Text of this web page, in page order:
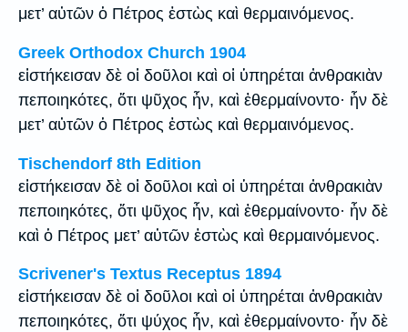
μετ’ αὐτῶν ὁ Πέτρος ἑστὼς καὶ θερμαινόμενος.
Greek Orthodox Church 1904
εἱστήκεισαν δὲ οἱ δοῦλοι καὶ οἱ ὑπηρέται ἀνθρακιὰν
πεποιηκότες, ὅτι ψῦχος ἦν, καὶ ἐθερμαίνοντο· ἦν δὲ
μετ’ αὐτῶν ὁ Πέτρος ἑστὼς καὶ θερμαινόμενος.
Tischendorf 8th Edition
εἱστήκεισαν δὲ οἱ δοῦλοι καὶ οἱ ὑπηρέται ἀνθρακιὰν
πεποιηκότες, ὅτι ψῦχος ἦν, καὶ ἐθερμαίνοντο· ἦν δὲ
καὶ ὁ Πέτρος μετ’ αὐτῶν ἑστὼς καὶ θερμαινόμενος.
Scrivener's Textus Receptus 1894
εἱστήκεισαν δὲ οἱ δοῦλοι καὶ οἱ ὑπηρέται ἀνθρακιὰν
πεποιηκότες, ὅτι ψύχος ἦν, καὶ ἐθερμαίνοντο· ἦν δὲ